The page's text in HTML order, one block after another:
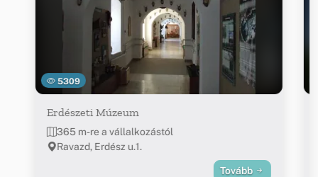
5309
Erdészeti Múzeum
365 m-re a vállalkozástól
Ravazd, Erdész u.1.
Tovább